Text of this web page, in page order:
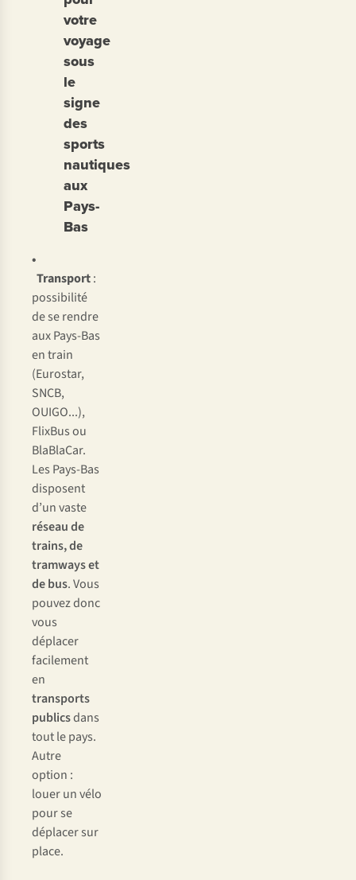
votre
voyage
sous
le
signe
des
sports
nautiques
aux
Pays-
Bas
•
Transport:
possibilité
de se rendre
aux Pays-Bas
en train
(Eurostar,
SNCB,
OUIGO...),
FlixBus ou
BlaBlaCar.
Les Pays-Bas
disposent
d’un vaste
réseau de
trains, de
tramways et
de bus. Vous
pouvez donc
vous
déplacer
facilement
en
transports
publicsdans
tout le pays.
Autre
option :
louer un vélo
pour se
déplacer sur
place.